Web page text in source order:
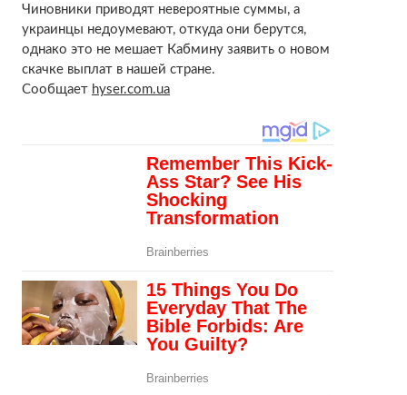
Чиновники приводят невероятные суммы, а
украинцы недоумевают, откуда они берутся,
однако это не мешает Кабмину заявить о новом
скачке выплат в нашей стране.
Сообщает hyser.com.ua